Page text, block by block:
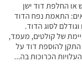
או החלפת דוד ישן
התאמת נפח הדוד
לסוג הדוד.
של קולטים, מעמד,
להוספת דוד על
הכרוכות בה...